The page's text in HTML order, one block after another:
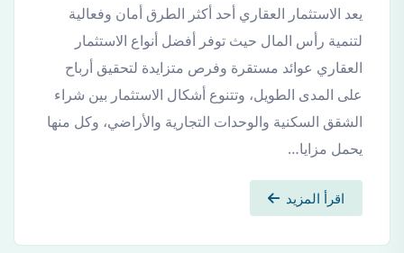
يعد الاستثمار العقاري أحد أكثر الطرق أمان وفعالية
لتنمية رأس المال حيث توفر أفضل أنواع الاستثمار
العقاري عوائد مستقرة وفرص متزايدة لتحقيق أرباح
على المدى الطويل، وتتنوع أشكال الاستثمار بين شراء
الشقق السكنية والوحدات التجارية والأراضي، وكل منها
يحمل مزايا…
اقرأ المزيد